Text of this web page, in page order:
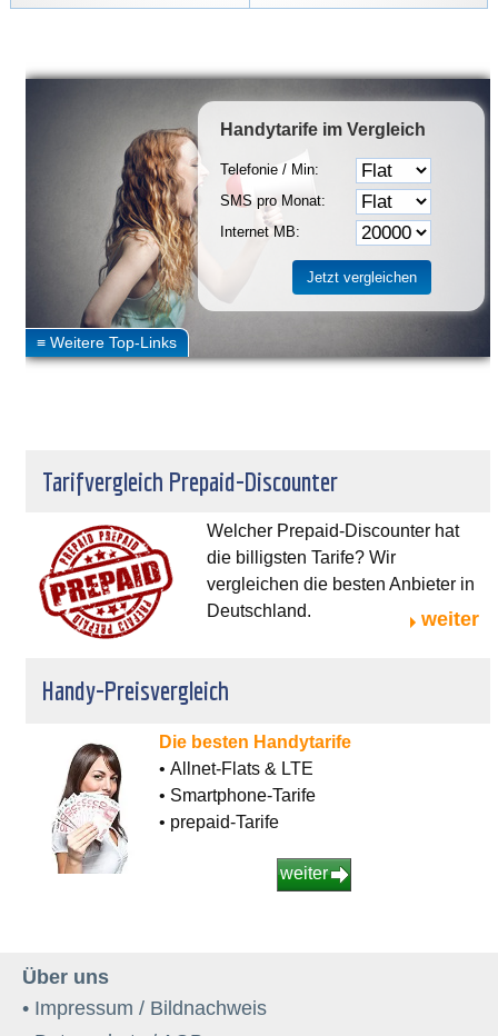
Handytarife im Vergleich
Telefonie / Min:
SMS pro Monat:
Internet MB:
Tarifvergleich Prepaid-Discounter
Welcher Prepaid-Discounter hat
die billigsten Tarife? Wir
vergleichen die besten Anbieter in
Deutschland.
weiter
Handy-Preisvergleich
Die besten Handytarife
• Allnet-Flats & LTE
• Smartphone-Tarife
• prepaid-Tarife
weiter
Über uns
• Impressum / Bildnachweis